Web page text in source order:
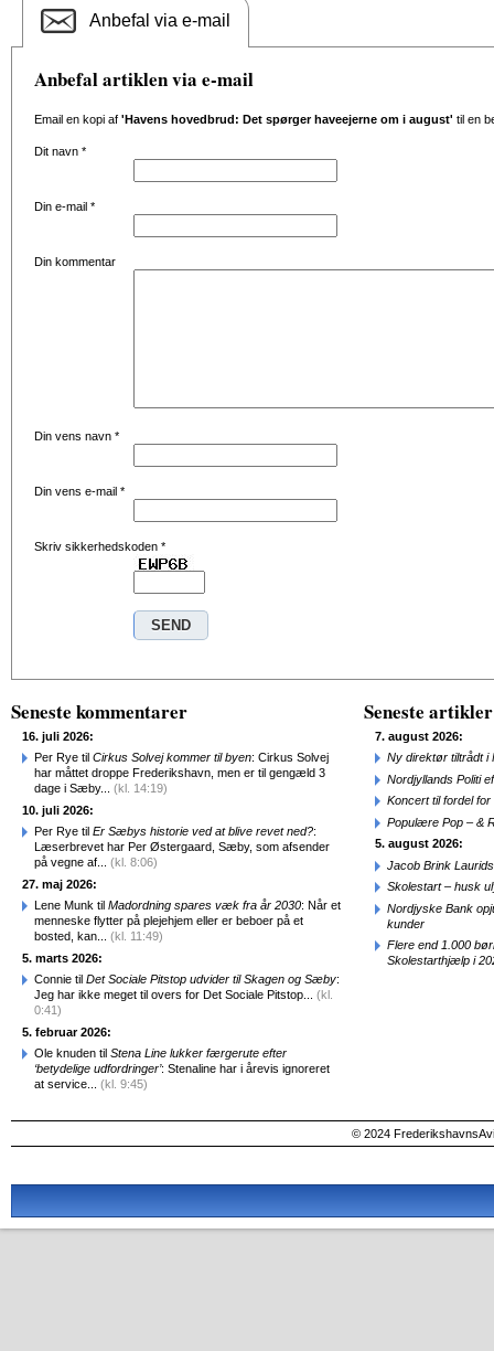
Anbefal via e-mail
Anbefal artiklen via e-mail
Email en kopi af 'Havens hovedbrud: Det spørger haveejerne om i august' til en
Dit navn *
Din e-mail *
Din kommentar
Din vens navn *
Din vens e-mail *
Skriv sikkerhedskoden *
Seneste kommentarer
16. juli 2026:
Per Rye til Cirkus Solvej kommer til byen: Cirkus Solvej
har måttet droppe Frederikshavn, men er til gengæld 3
dage i Sæby... (kl. 14:19)
10. juli 2026:
Per Rye til Er Sæbys historie ved at blive revet ned?:
Læserbrevet har Per Østergaard, Sæby, som afsender
på vegne af... (kl. 8:06)
27. maj 2026:
Lene Munk til Madordning spares væk fra år 2030: Når et
menneske flytter på plejehjem eller er beboer på et
bosted, kan... (kl. 11:49)
5. marts 2026:
Connie til Det Sociale Pitstop udvider til Skagen og Sæby:
Jeg har ikke meget til overs for Det Sociale Pitstop... (kl.
0:41)
5. februar 2026:
Ole knuden til Stena Line lukker færgerute efter
‘betydelige udfordringer’: Stenaline har i årevis ignoreret
at service... (kl. 9:45)
Seneste artikler
7. august 2026:
Ny direktør tiltrådt i
Nordjyllands Politi
Koncert til fordel
Populære Pop – &
5. august 2026:
Jacob Brink
Skolestart – husk
Nordjyske Bank
kunder
Flere end 1.000
Skolestarthjælp i
© 2024